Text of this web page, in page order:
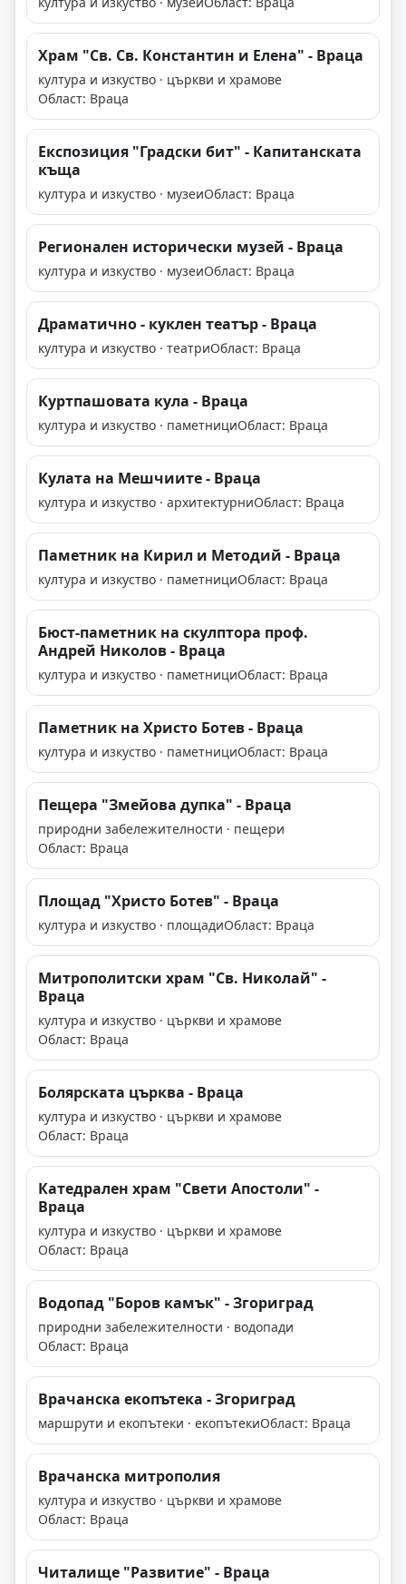
Храм "Св. Св. Константин и Елена" - Враца
култура и изкуство · църкви и храмове
Област: Враца
Експозиция "Градски бит" - Капитанската
къща
култура и изкуство · музеиОбласт: Враца
Регионален исторически музей - Враца
култура и изкуство · музеиОбласт: Враца
Драматично - куклен театър - Враца
култура и изкуство · театриОбласт: Враца
Куртпашовата кула - Враца
култура и изкуство · паметнициОбласт: Враца
Кулата на Мешчиите - Враца
култура и изкуство · архитектурниОбласт: Враца
Паметник на Кирил и Методий - Враца
култура и изкуство · паметнициОбласт: Враца
Бюст-паметник на скулптора проф.
Андрей Николов - Враца
култура и изкуство · паметнициОбласт: Враца
Паметник на Христо Ботев - Враца
култура и изкуство · паметнициОбласт: Враца
Пещера "Змейова дупка" - Враца
природни забележителности · пещери
Област: Враца
Площад "Христо Ботев" - Враца
култура и изкуство · площадиОбласт: Враца
Митрополитски храм "Св. Николай" -
Враца
култура и изкуство · църкви и храмове
Област: Враца
Болярската църква - Враца
култура и изкуство · църкви и храмове
Област: Враца
Катедрален храм "Свети Апостоли" -
Враца
култура и изкуство · църкви и храмове
Област: Враца
Водопад "Боров камък" - Згориград
природни забележителности · водопади
Област: Враца
Врачанска екопътека - Згориград
маршрути и екопътеки · екопътекиОбласт: Враца
Врачанска митрополия
култура и изкуство · църкви и храмове
Област: Враца
Читалище "Развитие" - Враца